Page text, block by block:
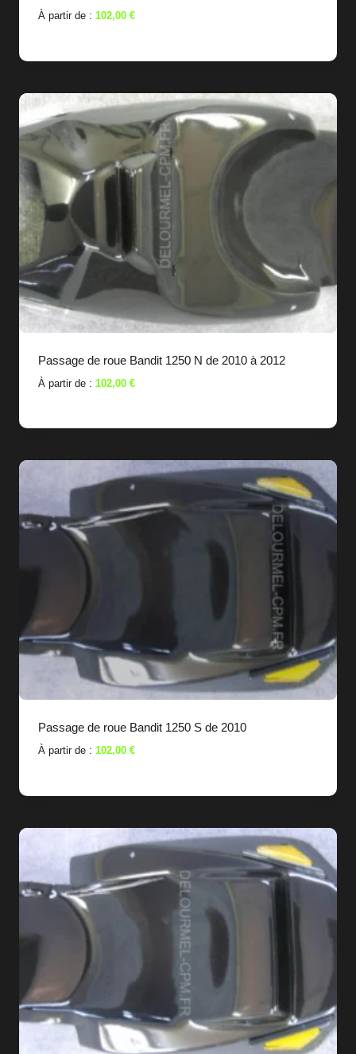
À partir de : 102,00 €
Passage de roue Bandit 1250 N de 2010 à 2012
À partir de : 102,00 €
Passage de roue Bandit 1250 S de 2010
À partir de : 102,00 €